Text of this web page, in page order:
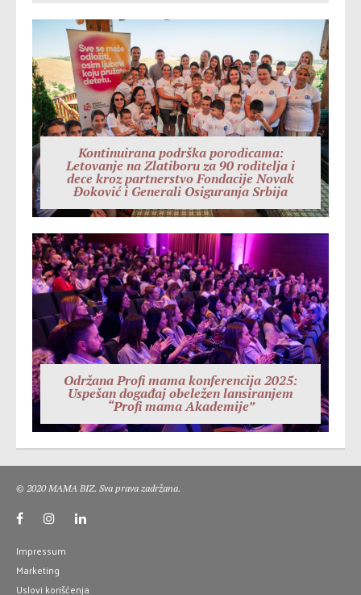
Kontinuirana podrška porodicama:
Letovanje na Zlatiboru za 90 roditelja i
dece kroz partnerstvo Fondacije Novak
Đoković i Generali Osiguranja Srbija
Održana Profi mama konferencija 2025:
Uspešan događaj obeležen lansiranjem
“Profi mama Akademije”
© 2020 MAMA BIZ. Sva prava zadržana.
Impressum
Marketing
Uslovi korišćenja